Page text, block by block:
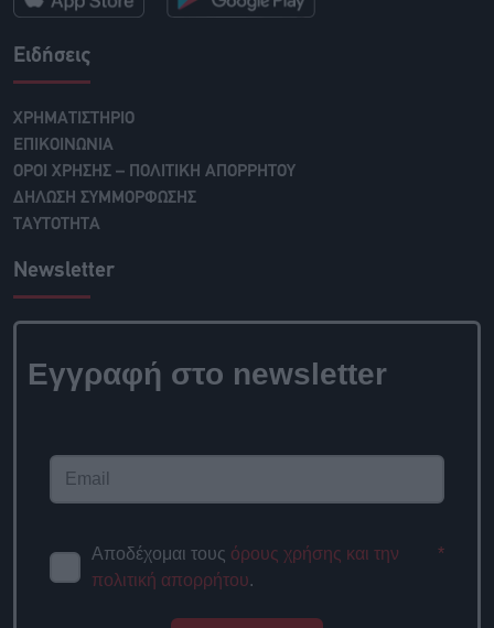
Ειδήσεις
ΧΡΗΜΑΤΙΣΤΗΡΙΟ
ΕΠΙΚΟΙΝΩΝΙΑ
ΟΡΟΙ ΧΡΗΣΗΣ – ΠΟΛΙΤΙΚΗ ΑΠΟΡΡΗΤΟΥ
ΔΗΛΩΣΗ ΣΥΜΜΟΡΦΩΣΗΣ
ΤΑΥΤΟΤΗΤΑ
Newsletter
Εγγραφή στο newsletter
Αποδέχομαι τους όρους χρήσης και την
πολιτική απορρήτου.
*